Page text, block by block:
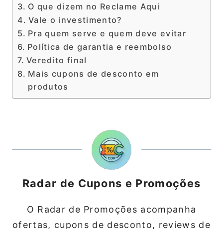
O que dizem no Reclame Aqui
Vale o investimento?
Pra quem serve e quem deve evitar
Política de garantia e reembolso
Veredito final
Mais cupons de desconto em
produtos
Radar de Cupons e Promoções
O Radar de Promoções acompanha
ofertas, cupons de desconto, reviews de